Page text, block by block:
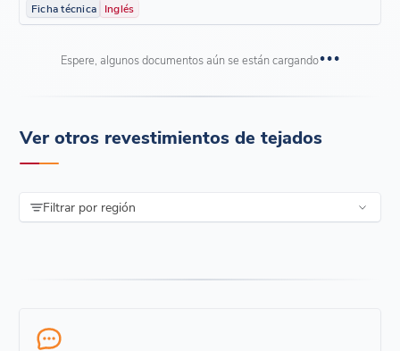
Ficha técnica Inglés
Espere, algunos documentos aún se están cargando
Ver otros revestimientos de tejados
Filtrar por región